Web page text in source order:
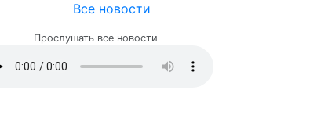
Все новости
Прослушать все новости